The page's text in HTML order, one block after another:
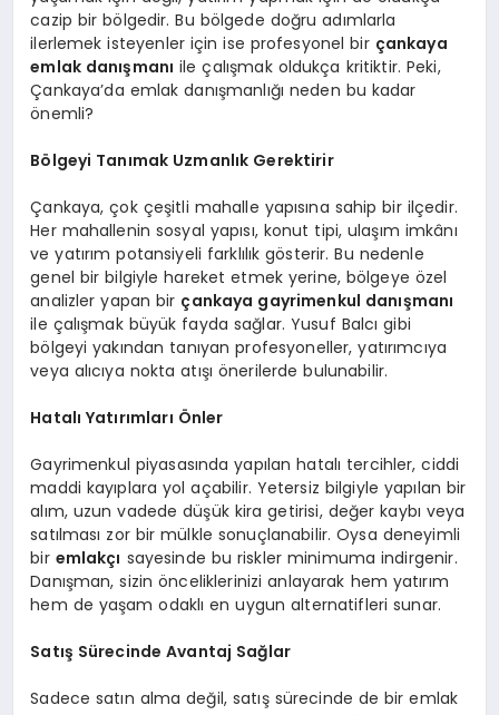
cazip bir bölgedir. Bu bölgede doğru adımlarla
ilerlemek isteyenler için ise profesyonel bir çankaya
emlak danışmanı ile çalışmak oldukça kritiktir. Peki,
Çankaya’da emlak danışmanlığı neden bu kadar
önemli?
Bölgeyi Tanımak Uzmanlık Gerektirir
Çankaya, çok çeşitli mahalle yapısına sahip bir ilçedir.
Her mahallenin sosyal yapısı, konut tipi, ulaşım imkânı
ve yatırım potansiyeli farklılık gösterir. Bu nedenle
genel bir bilgiyle hareket etmek yerine, bölgeye özel
analizler yapan bir çankaya gayrimenkul danışmanı
ile çalışmak büyük fayda sağlar. Yusuf Balcı gibi
bölgeyi yakından tanıyan profesyoneller, yatırımcıya
veya alıcıya nokta atışı önerilerde bulunabilir.
Hatalı Yatırımları Önler
Gayrimenkul piyasasında yapılan hatalı tercihler, ciddi
maddi kayıplara yol açabilir. Yetersiz bilgiyle yapılan bir
alım, uzun vadede düşük kira getirisi, değer kaybı veya
satılması zor bir mülkle sonuçlanabilir. Oysa deneyimli
bir emlakçı sayesinde bu riskler minimuma indirgenir.
Danışman, sizin önceliklerinizi anlayarak hem yatırım
hem de yaşam odaklı en uygun alternatifleri sunar.
Satış Sürecinde Avantaj Sağlar
Sadece satın alma değil, satış sürecinde de bir emlak